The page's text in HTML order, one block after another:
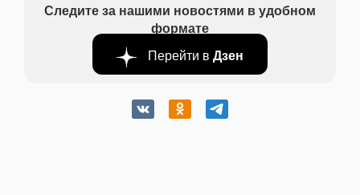
Следите за нашими новостями в удобном
формате
Перейти в Дзен